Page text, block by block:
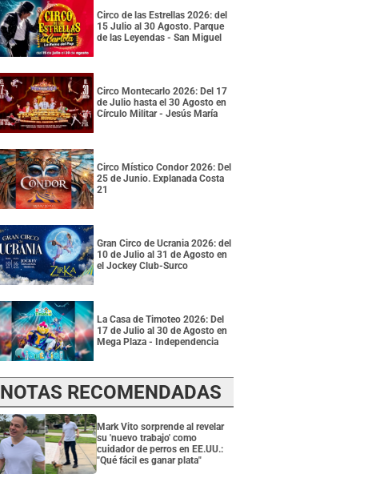
Circo de las Estrellas 2026: del
15 Julio al 30 Agosto. Parque
de las Leyendas - San Miguel
Circo Montecarlo 2026: Del 17
de Julio hasta el 30 Agosto en
Círculo Militar - Jesús María
Circo Místico Condor 2026: Del
25 de Junio. Explanada Costa
21
Gran Circo de Ucrania 2026: del
10 de Julio al 31 de Agosto en
el Jockey Club-Surco
La Casa de Timoteo 2026: Del
17 de Julio al 30 de Agosto en
Mega Plaza - Independencia
NOTAS RECOMENDADAS
Mark Vito sorprende al revelar
su 'nuevo trabajo' como
cuidador de perros en EE.UU.:
"Qué fácil es ganar plata"